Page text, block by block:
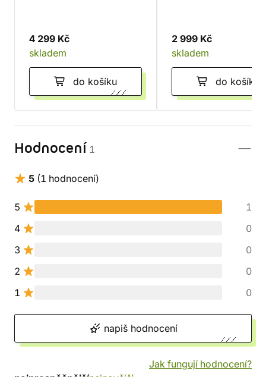
4 299 Kč
skladem
do košíku
2 999 Kč
skladem
do košíku
Hodnocení 1
5 (1 hodnocení)
5
1
4
0
3
0
2
0
1
0
napiš hodnocení
Jak fungují hodnocení?